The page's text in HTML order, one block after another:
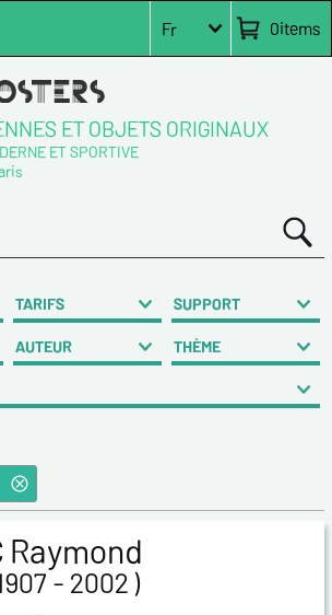
0items
Fr
ET OBJETS ORIGINAUX
ET SPORTIVE
TARIFS SUPPORT
AUTEUR THÈME
Raymond
- 2002 )